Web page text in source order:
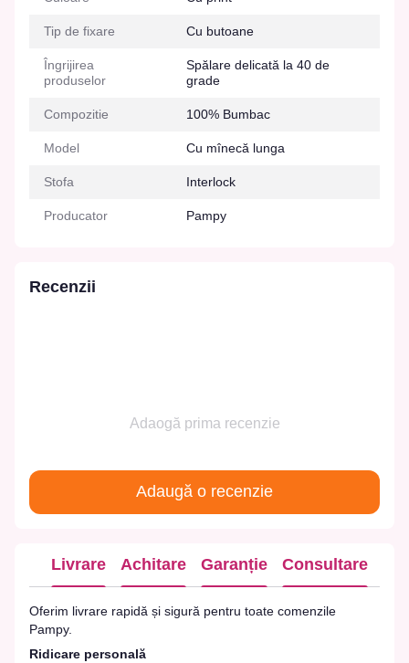
Tip de fixare Cu butoane
Îngrijirea
produselor
Spălare delicată la 40 de
grade
Compozitie 100% Bumbac
Model Cu mînecă lunga
Stofa Interlock
Producator Pampy
Recenzii
Adaogă prima recenzie
Adaugă o recenzie
Livrare Achitare Garanție Consultare
Oferim livrare rapidă și sigură pentru toate comenzile
Pampy.
Ridicare personală